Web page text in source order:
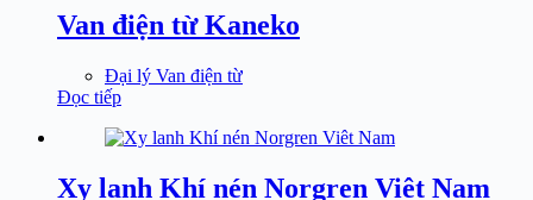
Van điện từ Kaneko
Đại lý Van điện từ
Đọc tiếp
Xy lanh Khí nén Norgren Viêt Nam